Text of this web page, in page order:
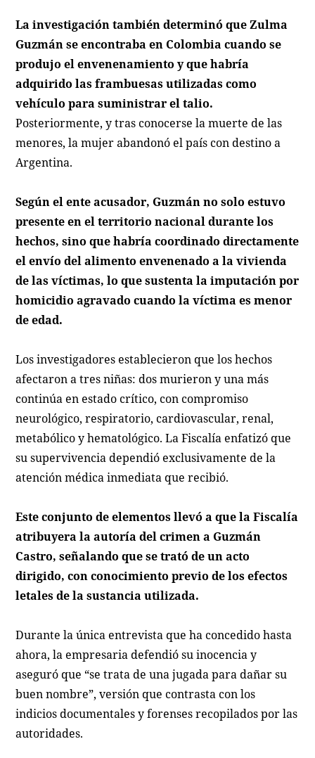
La investigación también determinó que Zulma
Guzmán se encontraba en Colombia cuando se
produjo el envenenamiento y que habría
adquirido las frambuesas utilizadas como
vehículo para suministrar el talio.
Posteriormente, y tras conocerse la muerte de las
menores, la mujer abandonó el país con destino a
Argentina.
Según el ente acusador, Guzmán no solo estuvo
presente en el territorio nacional durante los
hechos, sino que habría coordinado directamente
el envío del alimento envenenado a la vivienda
de las víctimas, lo que sustenta la imputación por
homicidio agravado cuando la víctima es menor
de edad.
Los investigadores establecieron que los hechos
afectaron a tres niñas: dos murieron y una más
continúa en estado crítico, con compromiso
neurológico, respiratorio, cardiovascular, renal,
metabólico y hematológico. La Fiscalía enfatizó que
su supervivencia dependió exclusivamente de la
atención médica inmediata que recibió.
Este conjunto de elementos llevó a que la Fiscalía
atribuyera la autoría del crimen a Guzmán
Castro, señalando que se trató de un acto
dirigido, con conocimiento previo de los efectos
letales de la sustancia utilizada.
Durante la única entrevista que ha concedido hasta
ahora, la empresaria defendió su inocencia y
aseguró que “se trata de una jugada para dañar su
buen nombre”, versión que contrasta con los
indicios documentales y forenses recopilados por las
autoridades.